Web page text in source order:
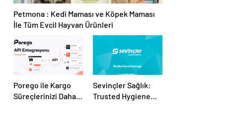
Petmona : Kedi Maması ve Köpek Maması
İle Tüm Evcil Hayvan Ürünleri
Porego ile Kargo
Süreçlerinizi Daha
Sevinçler Sağlık:
Trusted Hygiene